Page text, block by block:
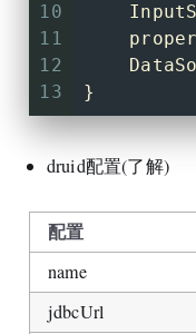
10
11
12
13
}
druid配置(了解)
配置
name
jdbcUrl